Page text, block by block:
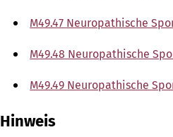
M49.47 Neuropathische
M49.48 Neuropathische
M49.49 Neuropathische
Hinweis